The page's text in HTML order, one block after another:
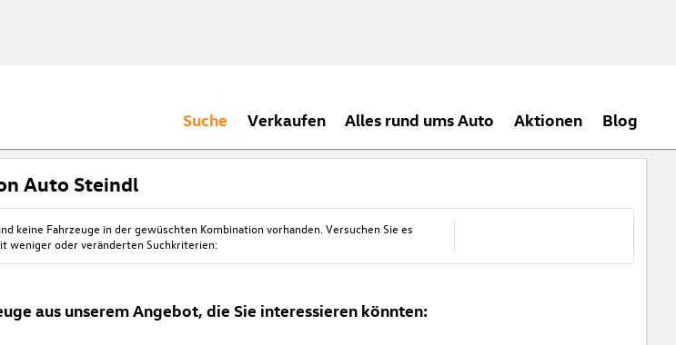
Suche Verkaufen Alles rund ums Auto Aktionen Blog
Auto Steindl
keine Fahrzeuge in der gewüschten Kombination vorhanden. Versuchen Sie es
weniger oder veränderten Suchkriterien:
aus unserem Angebot, die Sie interessieren könnten: